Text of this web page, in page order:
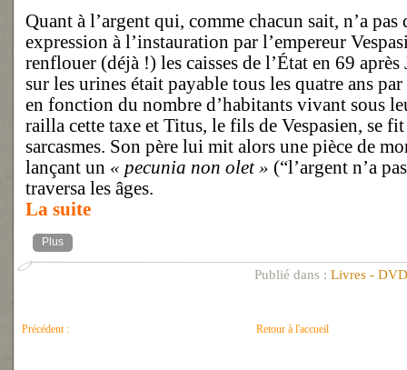
Quant à l’argent qui, comme chacun sait, n’a
expression à l’instauration par l’empereur
renflouer (déjà !) les caisses de l’État en 69
sur les urines était payable tous les quatre ans
en fonction du nombre d’habitants vivant sous
railla cette taxe et Titus, le fils de Vespasien, se fit
sarcasmes. Son père lui mit alors une pièce de
lançant un « pecunia non olet » (“l’argent n’a
traversa les âges.
La suite
Plus
Publié dans : Livres -
Précédent :
Retour à l'accueil